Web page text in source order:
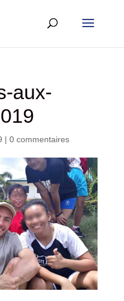
aux-
| 0 commentaires